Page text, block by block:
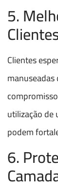
5.
Clientes
utilização de
podem
6.